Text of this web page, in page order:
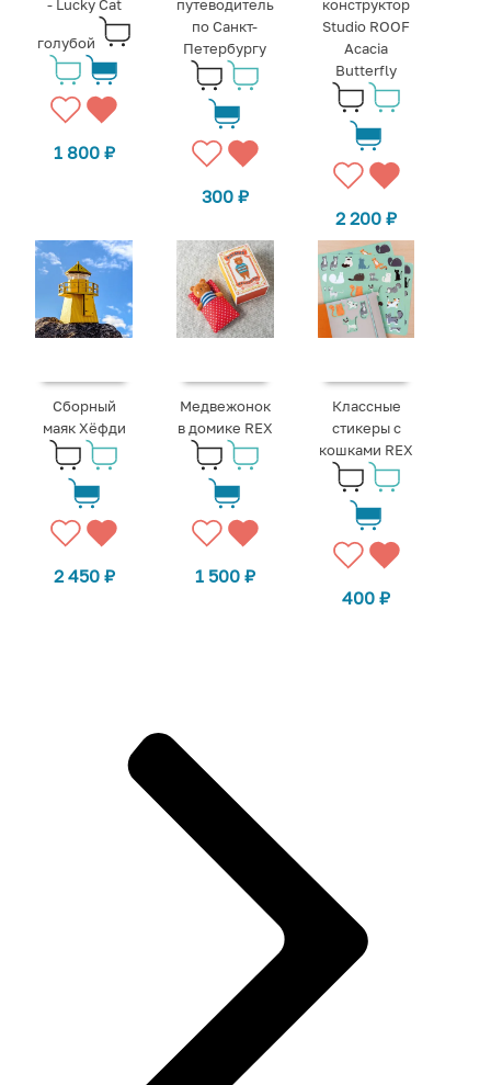
- Lucky Cat
голубой
1 800 ₽
путеводитель
по Санкт-
Петербургу
300 ₽
конструктор
Studio ROOF
Acacia
Butterfly
2 200₽
Сборный
маяк Хёфди
2 450 ₽
Медвежонок
в домике REX
1 500 ₽
Классные
стикеры с
кошками REX
400₽